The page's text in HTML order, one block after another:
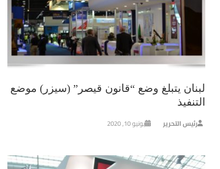
لبنان يتبلغ وضع “قانون قيصر” (سيزر) موضع
التنفيذ
رئيس التحرير يونيو 10, 2020